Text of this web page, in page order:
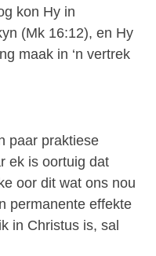
kon Hy in
(Mk 16:12), en Hy
maak in ‘n vertrek
paar praktiese
ek is oortuig dat
oor dit wat ons nou
permanente effekte
in Christus is, sal